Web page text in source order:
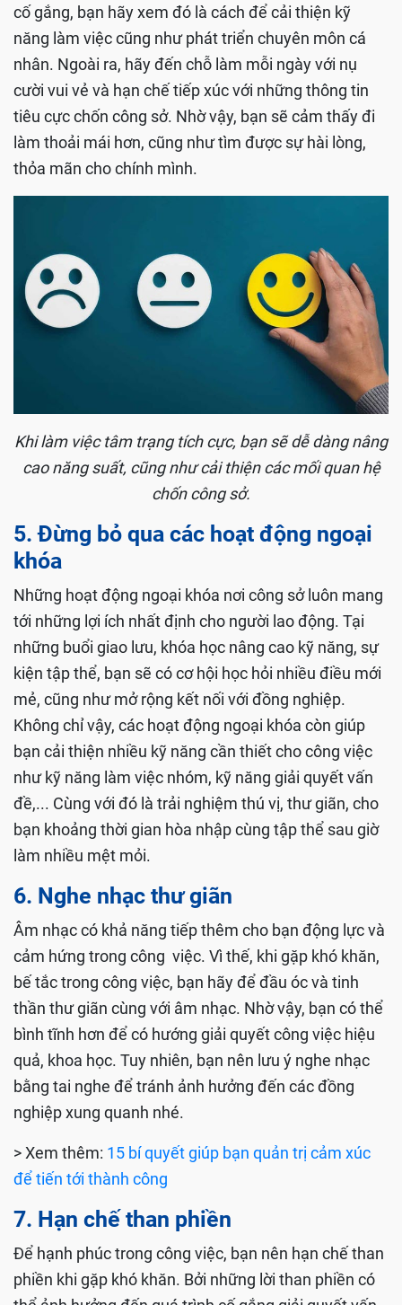
cố gắng, bạn hãy xem đó là cách để cải thiện kỹ
năng làm việc cũng như phát triển chuyên môn cá
nhân. Ngoài ra, hãy đến chỗ làm mỗi ngày với nụ
cười vui vẻ và hạn chế tiếp xúc với những thông tin
tiêu cực chốn công sở. Nhờ vậy, bạn sẽ cảm thấy đi
làm thoải mái hơn, cũng như tìm được sự hài lòng,
thỏa mãn cho chính mình.
Khi làm việc tâm trạng tích cực, bạn sẽ dễ dàng nâng
cao năng suất, cũng như cải thiện các mối quan hệ
chốn công sở.
5. Đừng bỏ qua các hoạt động ngoại
khóa
Những hoạt động ngoại khóa nơi công sở luôn mang
tới những lợi ích nhất định cho người lao động. Tại
những buổi giao lưu, khóa học nâng cao kỹ năng, sự
kiện tập thể, bạn sẽ có cơ hội học hỏi nhiều điều mới
mẻ, cũng như mở rộng kết nối với đồng nghiệp.
Không chỉ vậy, các hoạt động ngoại khóa còn giúp
bạn cải thiện nhiều kỹ năng cần thiết cho công việc
như kỹ năng làm việc nhóm, kỹ năng giải quyết vấn
đề,... Cùng với đó là trải nghiệm thú vị, thư giãn, cho
bạn khoảng thời gian hòa nhập cùng tập thể sau giờ
làm nhiều mệt mỏi.
6. Nghe nhạc thư giãn
Âm nhạc có khả năng tiếp thêm cho bạn động lực và
cảm hứng trong công việc. Vì thế, khi gặp khó khăn,
bế tắc trong công việc, bạn hãy để đầu óc và tinh
thần thư giãn cùng với âm nhạc. Nhờ vậy, bạn có thể
bình tĩnh hơn để có hướng giải quyết công việc hiệu
quả, khoa học. Tuy nhiên, bạn nên lưu ý nghe nhạc
bằng tai nghe để tránh ảnh hưởng đến các đồng
nghiệp xung quanh nhé.
> Xem thêm: 15 bí quyết giúp bạn quản trị cảm xúc
để tiến tới thành công
7. Hạn chế than phiền
Để hạnh phúc trong công việc, bạn nên hạn chế than
phiền khi gặp khó khăn. Bởi những lời than phiền có